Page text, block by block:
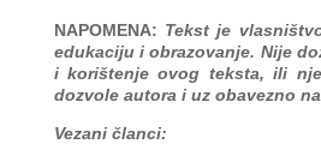
NAPOMENA: Tekst je
edukaciju i obrazovanje. Nije
i korištenje ovog teksta, ili
dozvole autora i uz obavezno
Vezani članci: